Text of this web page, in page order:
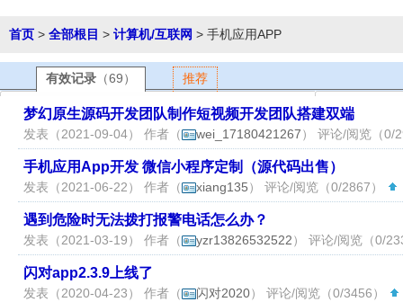
首页 > 全部根目 > 计算机/互联网 > 手机应用APP
有效记录 （69） 推荐
梦幻原生源码开发团队制作短视频开发团队搭建双端
发表（2021-09-04） 作者（ wei_17180421267） 评论/阅览（0/
手机应用App开发 微信小程序定制（源代码出售）
发表（2021-06-22） 作者（ xiang135） 评论/阅览（0/2867）
遇到危险时无法拨打报警电话怎么办？
发表（2021-03-19） 作者（ yzr13826532522） 评论/阅览（0/
闪对app2.3.9上线了
发表（2020-04-23） 作者（ 闪对2020） 评论/阅览（0/3456）